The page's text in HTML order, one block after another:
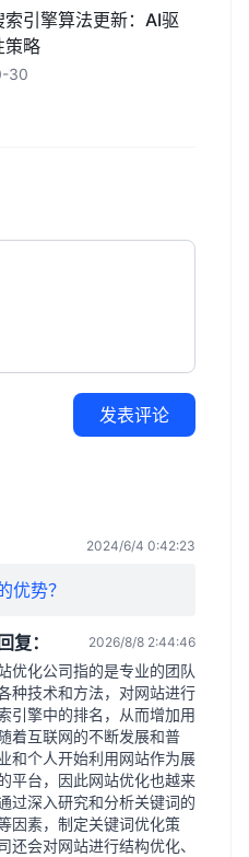
引擎算法更新：AI驱
策略
30
发表评论
2024/6/4 0:42:23
优势？
复： 2026/8/8 2:44:46
优化公司指的是专业的团队
种技术和方法，对网站进行
引擎中的排名，从而增加用
着互联网的不断发展和普
和个人开始利用网站作为展
平台，因此网站优化也越来
过深入研究和分析关键词的
因素，制定关键词优化策
还会对网站进行结构优化、